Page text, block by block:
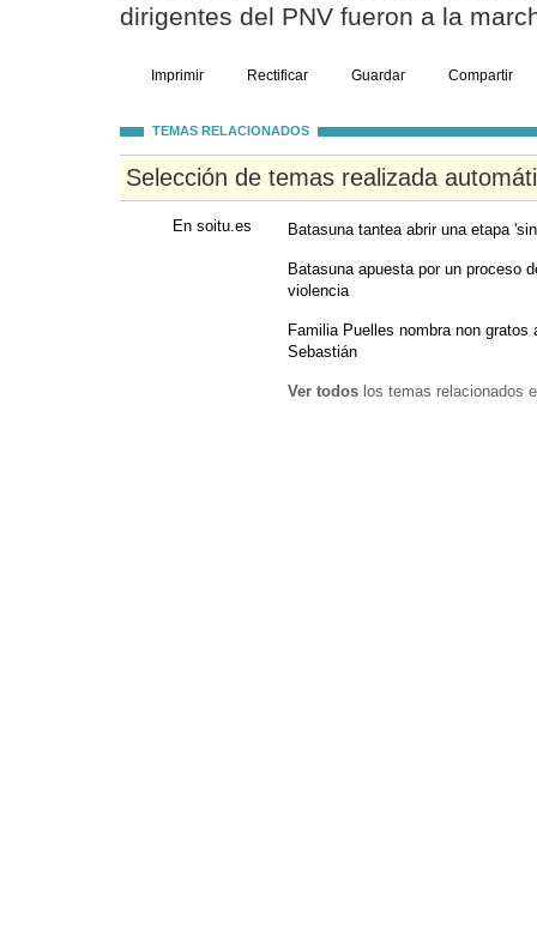
dirigentes del PNV fueron a la
Imprimir Rectificar Guardar Compartir
TEMAS RELACIONADOS
Selección de temas realizada
En soitu.es Batasuna tantea abrir una etapa
Batasuna apuesta por un proceso
violencia
Familia Puelles nombra non
Sebastián
Ver todos los temas relacionados